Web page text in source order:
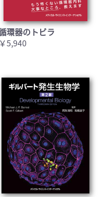
環器のトビラ
￥5,940